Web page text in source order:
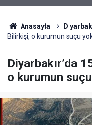
Anasayfa
Bilirkişi, o kurumun suçu
Diyarbakır’da
o kurumun